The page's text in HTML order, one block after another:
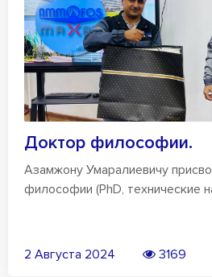
Доктор философии.
Азамжону Умаралиевичу
философии (PhD, технические
2 Августа 2024 3169